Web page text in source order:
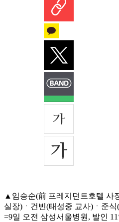
▲임승순(前 프레지던트호텔 사
실장)ㆍ건빈(태성중 교사)ㆍ준
=9일 오전 삼성서울병원, 발인 11